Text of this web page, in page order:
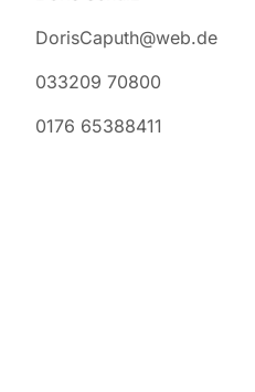
DorisCaputh@web.de
033209 70800
0176 65388411